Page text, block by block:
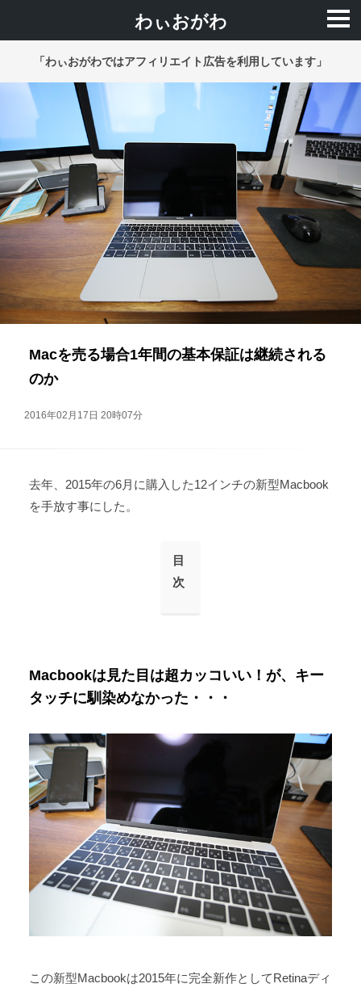
わぃおがわ
「わぃおがわではアフィリエイト広告を利用しています」
Macを売る場合1年間の基本保証は継続される
のか
2016年02月17日 20時07分
去年、2015年の6月に購入した12インチの新型Macbook
を手放す事にした。
目
次
Macbookは見た目は超カッコいい！が、キー
タッチに馴染めなかった・・・
この新型Macbookは2015年に完全新作としてRetinaディ